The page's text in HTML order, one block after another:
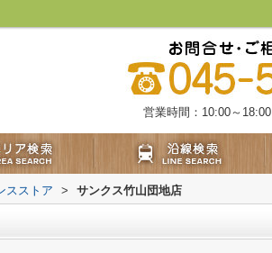
営業時間：10:00～18:00
スストア > サンクス竹山団地店